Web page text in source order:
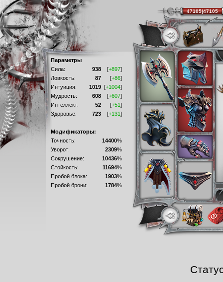
Параметры
Сила:
938 [+897]
Ловкость:
87 [+86]
Интуиция:
1019 [+1004]
Мудрость:
608 [+607]
Интеллект:
52 [+51]
Здоровье:
723 [+131]
Модификаторы:
Точность:
14400%
Уворот:
2309%
Сокрушение:
10436%
Стойкость:
11694%
Пробой блока:
1903%
Пробой брони:
1784%
47105|47105